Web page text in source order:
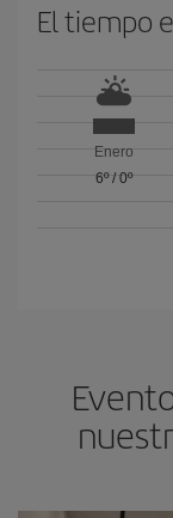
El tiempo
Enero
6º/ 0º